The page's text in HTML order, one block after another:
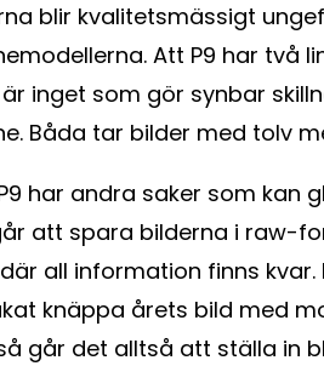
blir kvalitetsmässigt
Att P9 har två
inget som gör synbar
Båda tar bilder med tolv
har andra saker som kan
att spara bilderna i raw-
all information finns
knäppa årets bild med
går det alltså att ställa in